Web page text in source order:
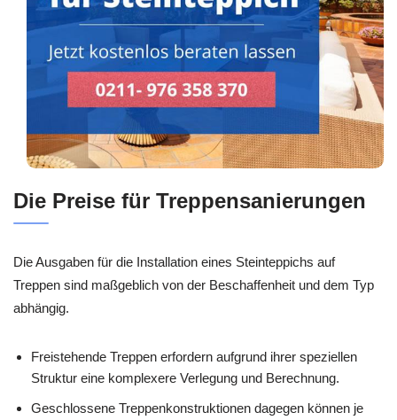
Die Preise für Treppensanierungen
Die Ausgaben für die Installation eines Steinteppichs auf
Treppen sind maßgeblich von der Beschaffenheit und dem Typ
abhängig.
Freistehende Treppen erfordern aufgrund ihrer speziellen
Struktur eine komplexere Verlegung und Berechnung.
Geschlossene Treppenkonstruktionen dagegen können je